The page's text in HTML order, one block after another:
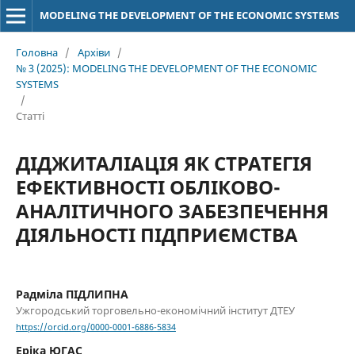
MODELING THE DEVELOPMENT OF THE ECONOMIC SYSTEMS
Головна / Архіви /
№ 3 (2025): MODELING THE DEVELOPMENT OF THE ECONOMIC
SYSTEMS
/
Статті
ДІДЖИТАЛІАЦІЯ ЯК СТРАТЕГІЯ
ЕФЕКТИВНОСТІ ОБЛІКОВО-
АНАЛІТИЧНОГО ЗАБЕЗПЕЧЕННЯ
ДІЯЛЬНОСТІ ПІДПРИЄМСТВА
Радміла ПІДЛИПНА
Ужгородський торговельно-економічний інститут ДТЕУ
https://orcid.org/0000-0001-6886-5834
Еріка ЮГАС